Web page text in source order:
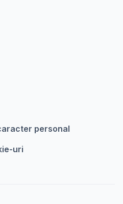
personal
uri